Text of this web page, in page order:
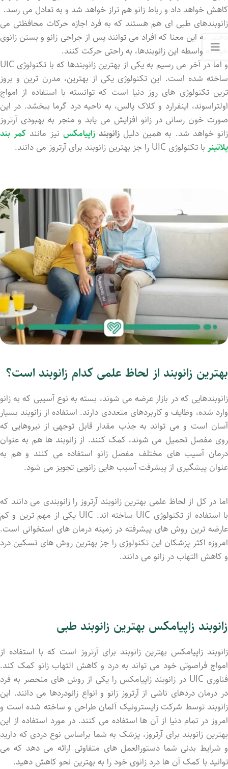
کاهش خواهد داد و رباط زانو هم تراز خواهد شد و به تعادل می رسد.
زانوبندهای طبی ای هم هستند که به فرد اجازه حرکات محافظتی می
دهند. به این معنا که افراد می توانند پس از جراحی زانو و بستن زانوی
خود به واسطه این زانوبندها، به راحتی حرکت کنند.
و اما در آخر می رسیم به یکی از بهترین زانوبندها که با تکنولوژی UIC
ساخته شده است. این تکنولوژی یکی از بهترین، مدرن ترین و بروز
ترین تکنولوژی های روز دنیا است که توانسته با استفاده از امواج
اولتراسوند، اینفرارد و کلاک پالس، به ناحیه درد گرما ببخشد. در این
صورت خون رسانی در زانو افزایش می یابد و منجر به بهبودی آرتروز
زانو خواهد شد. به همین دلیلزانوبندزاپیامکس نیز مانند کمر بند
پلاتینر با تکنولوژی UIC را جز بهترین زانوبند برای آرتروز می دانند.
بهترین زانوبند از لحاظ علمی کدام زانوبند است؟
زانوبندهایی که در بازار عرضه می شوند، بسته به نوع آسیبی که به زانو
وارد شده، وظایف و کاربردهای متعددی دارند. استفاده از زانوبند بسیار
آسان است و می تواند به جذب مقدار قابل توجهی از نیروهایی که
روی مفصل تحمیل می شوند، کمک کنند. از زانوبند ها هم به عنوان
درمان آسیب های مختلف مفصل زانو استفاده می کنند و هم به
عنوان پیشگیری از پیشرفت آسیب هایی زانویی تجویز می شود.
اما در کل از لحاظ علمی بهترین زانوبند آرتروز را زانوبندی می دانند که
با استفاده از تکنولوژی UIC ساخته اند. UIC یکی از مهم ترین و کم
عارضه ترین روش های پیشرفته در زمینه درمان های استخوانی است.
امروزه اکثر پزشکان این تکنولوژی را جز بهترین روش های تسکین درد
و کاهش التهاب در زانو می دانند.
زانوبند زاپیامکس بهترین زانوبند طبی
زانوبند زاپیامکس بهترین زانوبند برای آرتروز است که با استفاده از
امواج فراصوتی خود می تواند به درد و کاهش التهاب زانو کمک کند.
فناوری UIC در زانوبند زاپیامکس را یکی از روش های منحصر به فرد
در درمان دردهای ناشی از آرتروز زانو و انواع زانودردها می دانند. این
زانوبند توسط شرکت زایسترونیک آلمان طراحی و ساخته شده است و
امروز در تمام دنیا از آن ها استفاده می کنند. در مورد استفاده از این
بهترین زانوبند برای آرتروز، پزشک به شما براساس نوع دردی که دارید
و شرایط بدنی شما دستورالعمل های متفاوتی ارائه می دهد که می
توانید با کمک آن ها درد زانوی خود را به بهترین نحو کاهش دهید.